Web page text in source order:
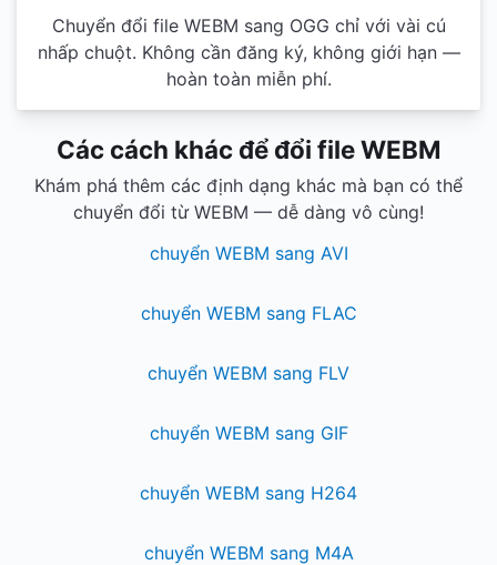
Chuyển đổi file WEBM sang OGG chỉ với vài cú
nhấp chuột. Không cần đăng ký, không giới hạn —
hoàn toàn miễn phí.
Các cách khác để đổi file WEBM
Khám phá thêm các định dạng khác mà bạn có thể
chuyển đổi từ WEBM — dễ dàng vô cùng!
chuyển WEBM sang AVI
chuyển WEBM sang FLAC
chuyển WEBM sang FLV
chuyển WEBM sang GIF
chuyển WEBM sang H264
chuyển WEBM sang M4A